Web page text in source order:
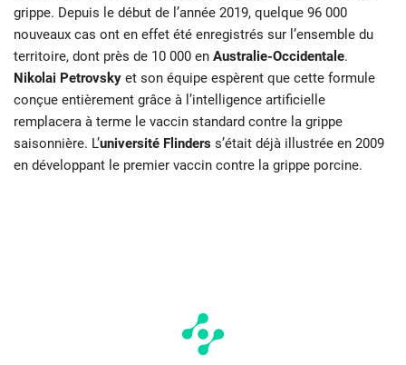
grippe. Depuis le début de l’année 2019, quelque 96 000
nouveaux cas ont en effet été enregistrés sur l’ensemble du
territoire, dont près de 10 000 en Australie-Occidentale.
Nikolai Petrovsky et son équipe espèrent que cette formule
conçue entièrement grâce à l’intelligence artificielle
remplacera à terme le vaccin standard contre la grippe
saisonnière. L’université Flinders s’était déjà illustrée en 2009
en développant le premier vaccin contre la grippe porcine.